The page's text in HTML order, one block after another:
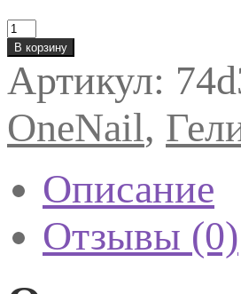
Количество
товара
OneNail
Холодный
гель
Gel
№31
В корзину
Артикул:
OneNail,
Описание
Отзывы (0)